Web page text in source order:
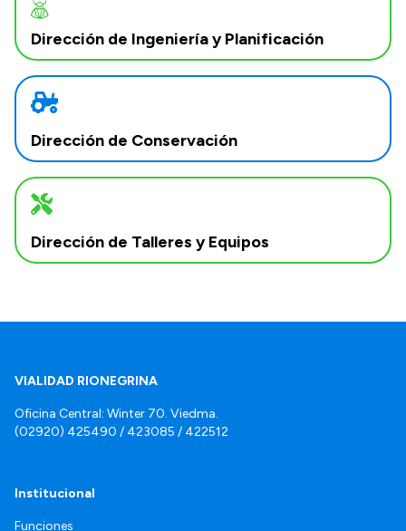
Dirección de Ingeniería y Planificación
Dirección de Conservación
Dirección de Talleres y Equipos
VIALIDAD RIONEGRINA
Oficina Central: Winter 70. Viedma.
(02920) 425490 / 423085 / 422512
Institucional
Funciones